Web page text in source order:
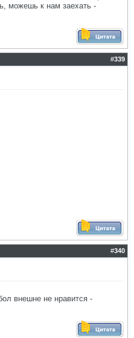
можешь к нам заехать -
#339
#340
внешне не нравится -